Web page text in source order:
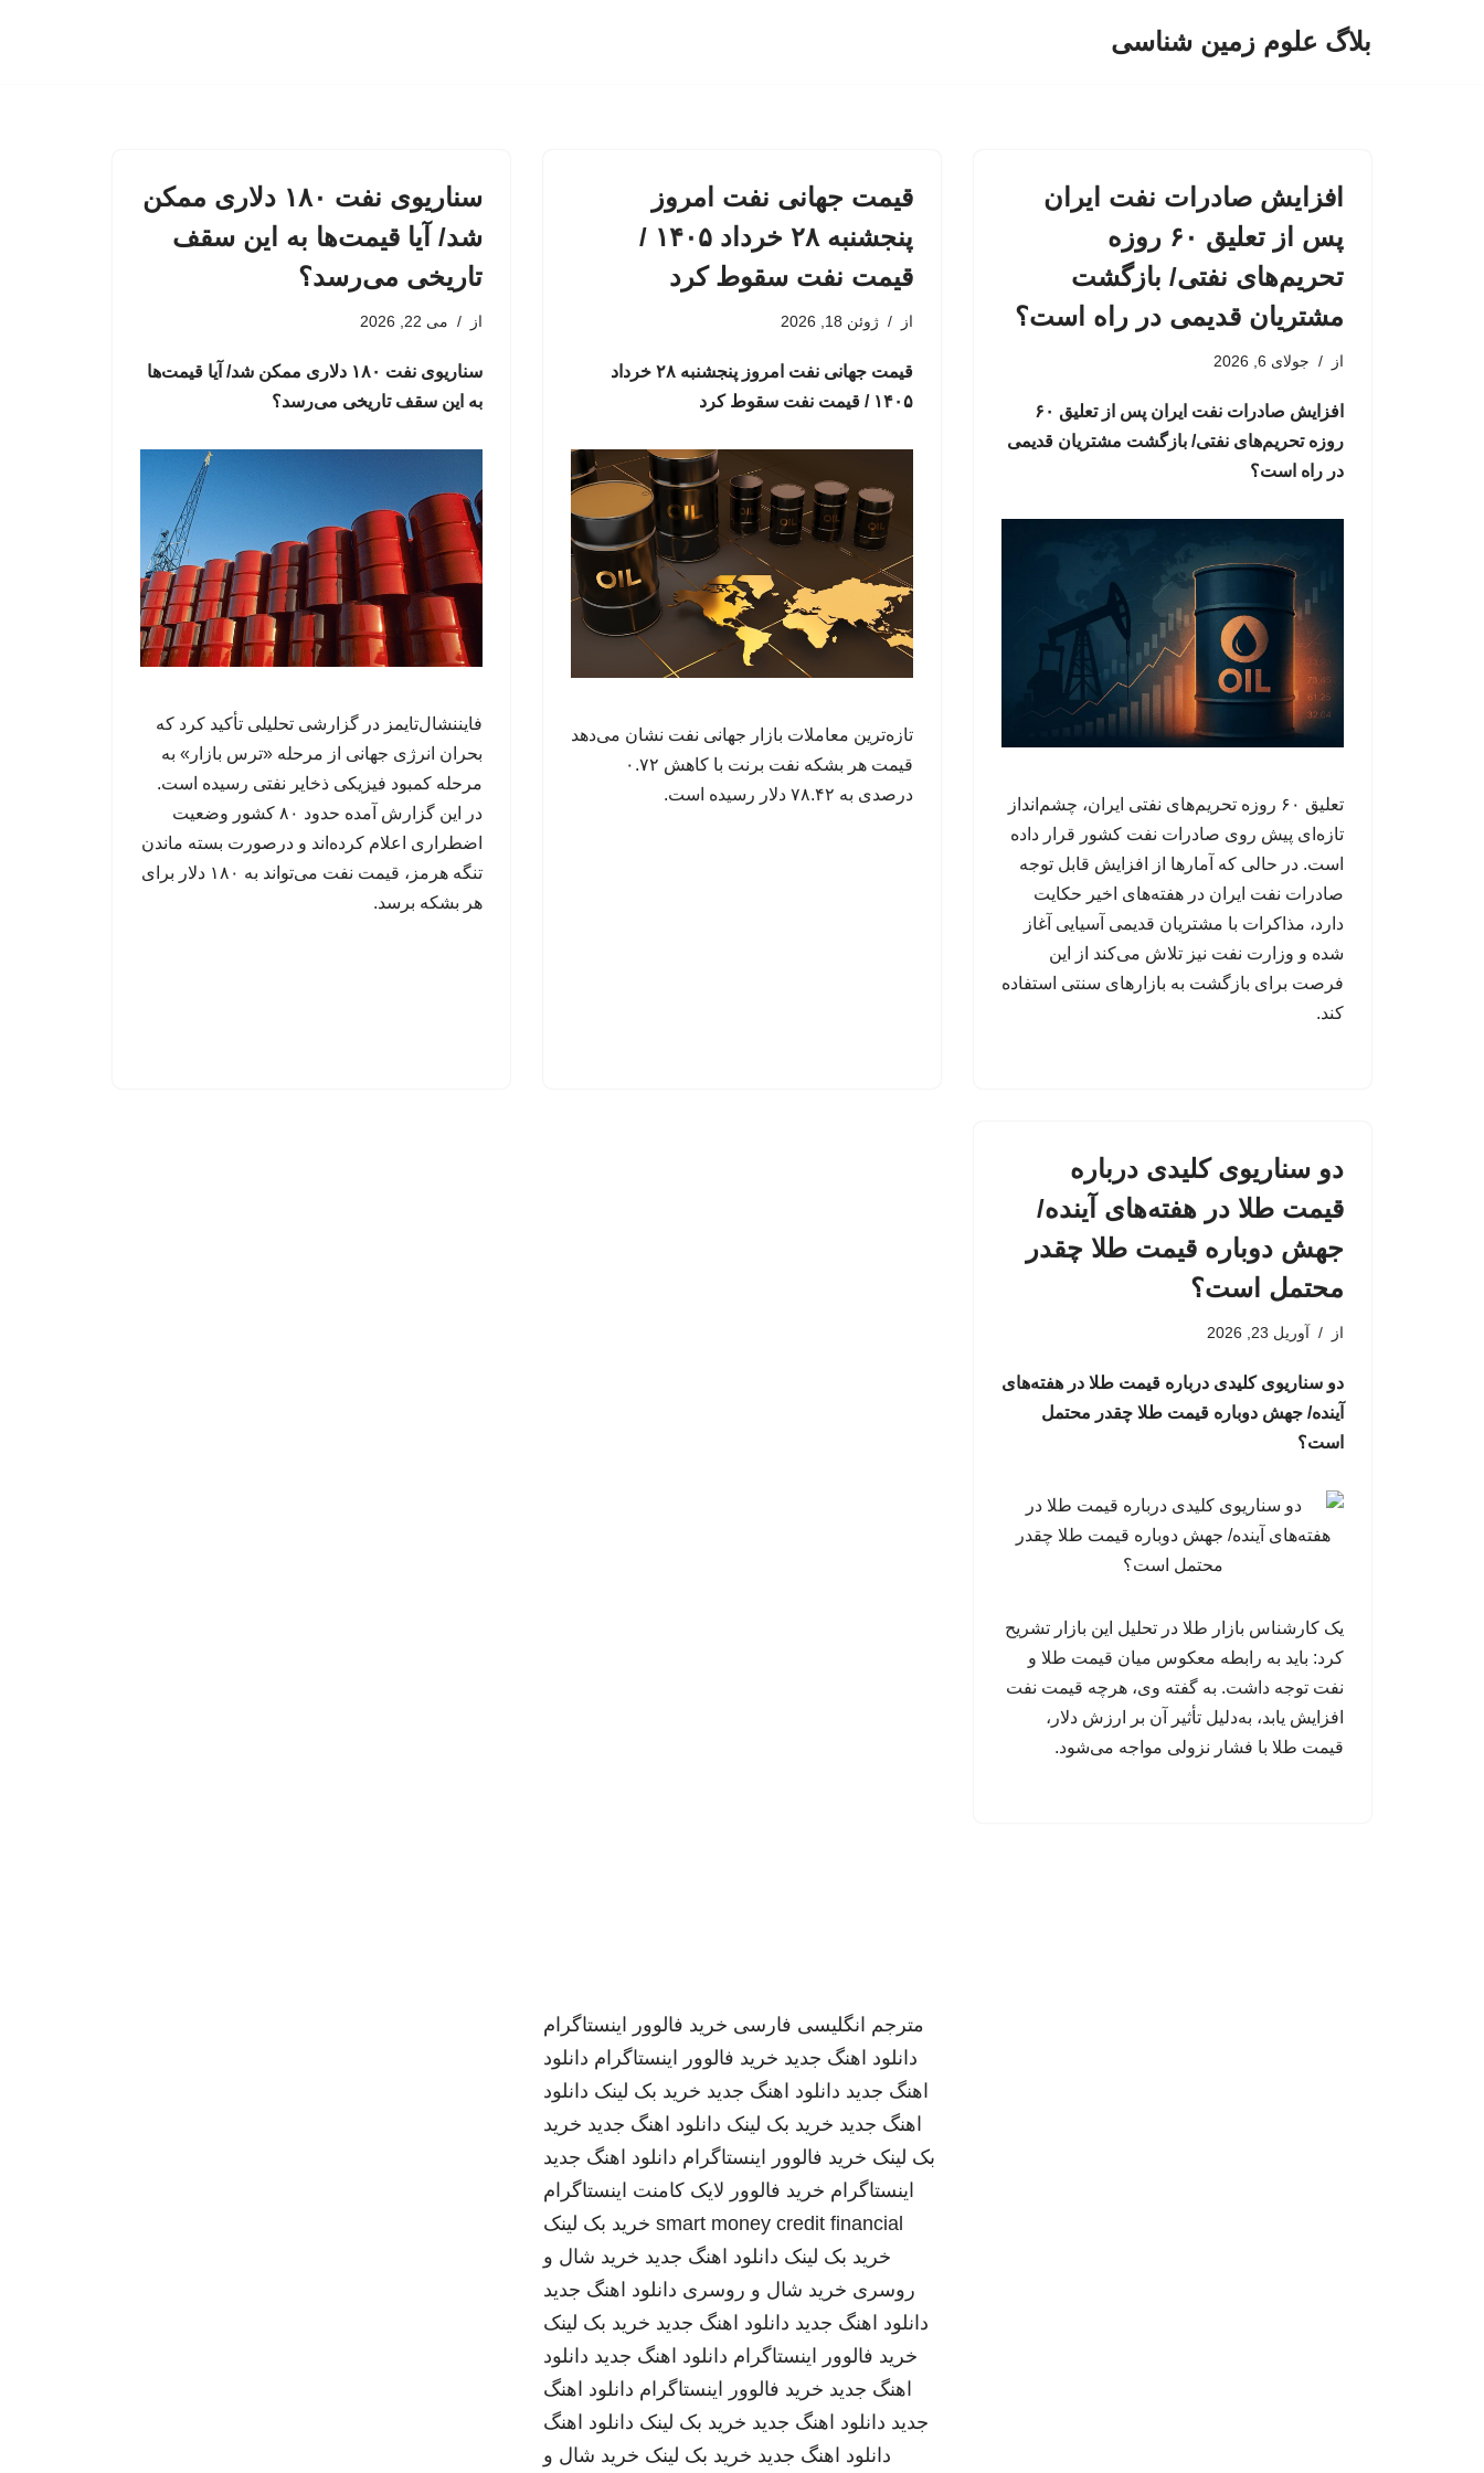
بلاگ علوم زمین شناسی
افزایش صادرات نفت ایران
پس از تعلیق ۶۰ روزه
تحریم‌های نفتی/ بازگشت
مشتریان قدیمی در راه است؟
از جولای 6, 2026
افزایش صادرات نفت ایران پس از تعلیق ۶۰
روزه تحریم‌های نفتی/ بازگشت مشتریان قدیمی
در راه است؟
تعلیق ۶۰ روزه تحریم‌های نفتی ایران، چشم‌انداز
تازه‌ای پیش روی صادرات نفت کشور قرار داده
است. در حالی که آمارها از افزایش قابل توجه
صادرات نفت ایران در هفته‌های اخیر حکایت
دارد، مذاکرات با مشتریان قدیمی آسیایی آغاز
شده و وزارت نفت نیز تلاش می‌کند از این
فرصت برای بازگشت به بازارهای سنتی استفاده
کند.
قیمت جهانی نفت امروز
پنجشنبه ۲۸ خرداد ۱۴۰۵ /
قیمت نفت سقوط کرد
از ژوئن 18, 2026
قیمت جهانی نفت امروز پنجشنبه ۲۸ خرداد
۱۴۰۵ / قیمت نفت سقوط کرد
تازه‌ترین معاملات بازار جهانی نفت نشان می‌دهد
قیمت هر بشکه نفت برنت با کاهش ۰.۷۲
درصدی به ۷۸.۴۲ دلار رسیده است.
سناریوی نفت ۱۸۰ دلاری ممکن
شد/ آیا قیمت‌ها به این سقف
تاریخی می‌رسد؟
از می 22, 2026
سناریوی نفت ۱۸۰ دلاری ممکن شد/ آیا قیمت‌ها
به این سقف تاریخی می‌رسد؟
فایننشال‌تایمز در گزارشی تحلیلی تأکید کرد که
بحران انرژی جهانی از مرحله «ترس بازار» به
مرحله کمبود فیزیکی ذخایر نفتی رسیده است.
در این گزارش آمده حدود ۸۰ کشور وضعیت
اضطراری اعلام کرده‌اند و درصورت بسته ماندن
تنگه هرمز، قیمت نفت می‌تواند به ۱۸۰ دلار برای
هر بشکه برسد.
دو سناریوی کلیدی درباره
قیمت طلا در هفته‌های آینده/
جهش دوباره قیمت طلا چقدر
محتمل است؟
از آوریل 23, 2026
دو سناریوی کلیدی درباره قیمت طلا در هفته‌های
آینده/ جهش دوباره قیمت طلا چقدر محتمل
است؟
یک کارشناس بازار طلا در تحلیل این بازار تشریح
کرد: باید به رابطه معکوس میان قیمت طلا و
نفت توجه داشت. به گفته وی، هرچه قیمت نفت
افزایش یابد، به‌دلیل تأثیر آن بر ارزش دلار،
قیمت طلا با فشار نزولی مواجه می‌شود.
مترجم انگلیسی فارسی خرید فالوور اینستاگرام
دانلود اهنگ جدید خرید فالوور اینستاگرام دانلود
اهنگ جدید دانلود اهنگ جدید خرید بک لینک دانلود
اهنگ جدید خرید بک لینک دانلود اهنگ جدید خرید
بک لینک خرید فالوور اینستاگرام دانلود اهنگ جدید
اینستاگرام خرید فالوور لایک کامنت اینستاگرام
smart money credit financial خرید بک لینک
خرید بک لینک دانلود اهنگ جدید خرید شال و
روسری خرید شال و روسری دانلود اهنگ جدید
دانلود اهنگ جدید دانلود اهنگ جدید خرید بک لینک
خرید فالوور اینستاگرام دانلود اهنگ جدید دانلود
اهنگ جدید خرید فالوور اینستاگرام دانلود اهنگ
جدید دانلود اهنگ جدید خرید بک لینک دانلود اهنگ
دانلود اهنگ جدید خرید بک لینک خرید شال و